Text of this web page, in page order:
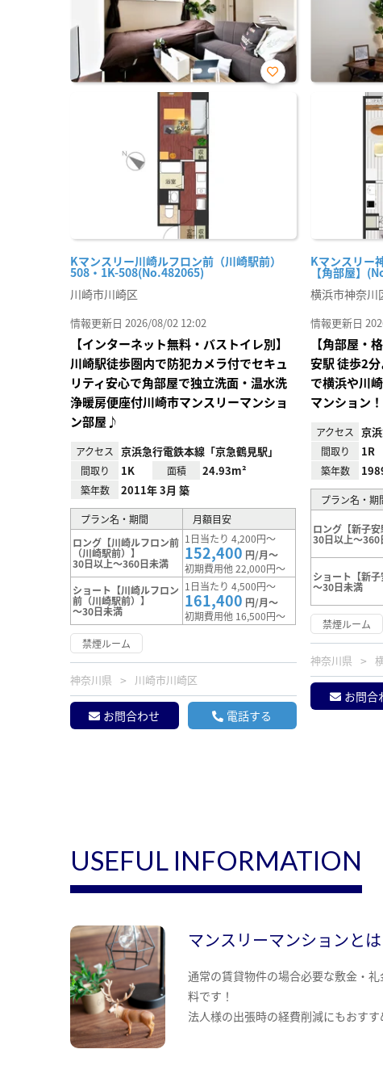
Kマンスリー川崎ルフロン前（川崎駅前）
508・1K-508(No.482065)
お気
川崎市川崎区
情報更新日 2026/08/02 12:02
【インターネット無料・バストイレ別】
川崎駅徒歩圏内で防犯カメラ付でセキュ
リティ安心で角部屋で独立洗面・温水洗
浄暖房便座付川崎市マンスリーマンショ
ン部屋♪
アクセス 京浜急行電鉄本線「京急鶴見駅」
間取り 1K 面積 24.93m²
築年数 2011年 3月 築
プラン名・期間
月額目安
ロング【川崎ルフロン前
（川崎駅前）】
30日以上～360日未満
1日当たり 4,200円～
152,400 円/月～
初期費用他 22,000円～
ショート【川崎ルフロン
前（川崎駅前）】
～30日未満
1日当たり 4,500円～
161,400 円/月～
初期費用他 16,500円～
禁煙ルーム
神奈川県 川崎市川崎区
お問合わせ 電話する
Kマンスリー
【角部屋】
横浜市神奈川
情報更新日
【角部屋・
安駅 徒歩2
で横浜や川
マンション！
アクセス 京
間取り 1R
築年数
プラン名・期
ロング【新子安
30日以上～360
ショート【新子
～30日未満
禁煙ルーム
神奈川県
お問合
USEFUL INFORMATION
マンスリーマンションとは
通常の賃貸物件の場合必要な敷金・
料です！
法人様の出張時の経費削減にもおすす